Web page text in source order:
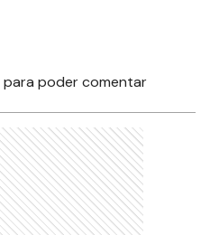
para poder comentar